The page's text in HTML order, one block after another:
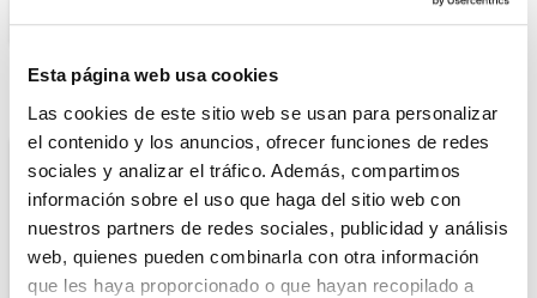
Esta página web usa cookies
Las cookies de este sitio web se usan para personalizar
el contenido y los anuncios, ofrecer funciones de redes
sociales y analizar el tráfico. Además, compartimos
información sobre el uso que haga del sitio web con
nuestros partners de redes sociales, publicidad y análisis
web, quienes pueden combinarla con otra información
que les haya proporcionado o que hayan recopilado a